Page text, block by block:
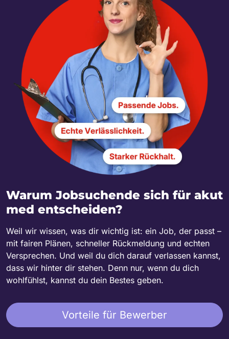
Warum Jobsuchende sich für akut
med entscheiden?
Weil wir wissen, was dir wichtig ist: ein Job, der passt –
mit fairen Plänen, schneller Rückmeldung und echten
Versprechen. Und weil du dich darauf verlassen kannst,
dass wir hinter dir stehen. Denn nur, wenn du dich
wohlfühlst, kannst du dein Bestes geben.
Vorteile für Bewerber